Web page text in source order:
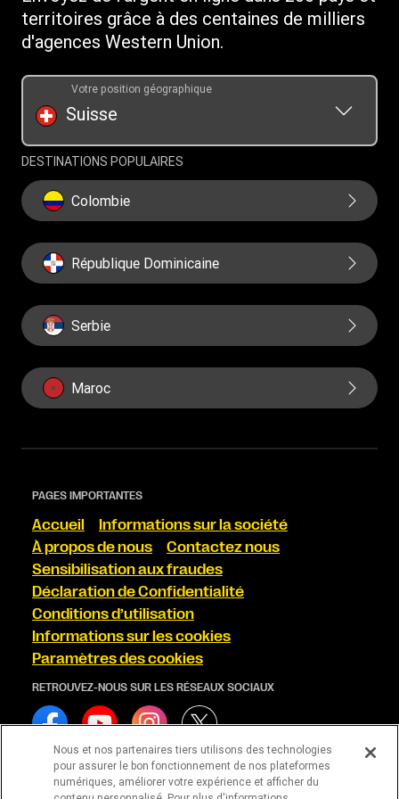
territoires grâce à des centaines de milliers
d'agences Western Union.
Suisse
Votre position géographique
DESTINATIONS POPULAIRES
Colombie
République Dominicaine
Serbie
Maroc
PAGES IMPORTANTES
Accueil
Informations sur la société
À propos de nous
Contactez nous
Sensibilisation aux fraudes
Déclaration de Confidentialité
Conditions d’utilisation
Informations sur les cookies
Paramètres des cookies
RETROUVEZ-NOUS SUR LES RÉSEAUX SOCIAUX
Nous et nos partenaires tiers utilisons des technologies
pour assurer le bon fonctionnement de nos plateformes
numériques, améliorer votre expérience et afficher du